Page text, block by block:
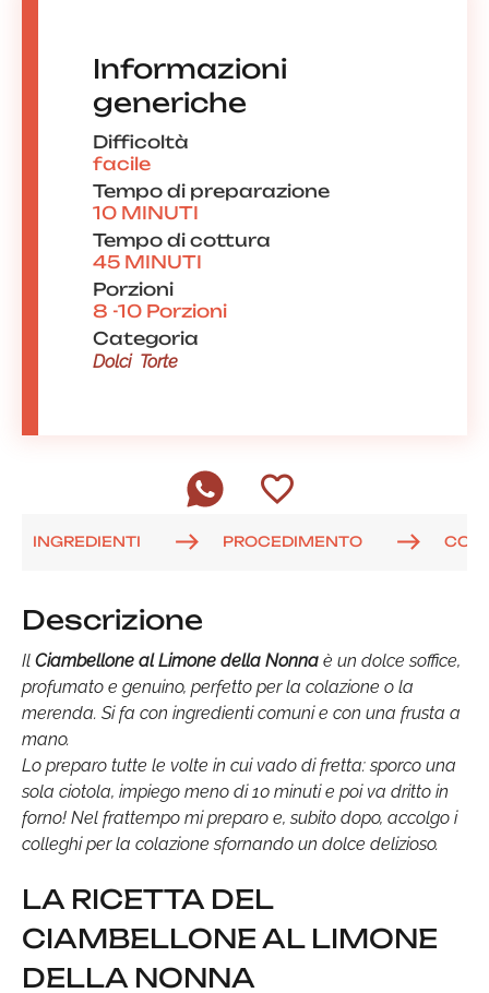
Informazioni
generiche
Difficoltà
facile
Tempo di preparazione
10 MINUTI
Tempo di cottura
45 MINUTI
Porzioni
8 -10 Porzioni
Categoria
Dolci Torte
INGREDIENTI PROCEDIMENTO
Descrizione
Il Ciambellone al Limone della Nonna è un dolce soffice,
profumato e genuino, perfetto per la colazione o la
merenda. Si fa con ingredienti comuni e con una frusta a
mano.
Lo preparo tutte le volte in cui vado di fretta: sporco una
sola ciotola, impiego meno di 10 minuti e poi va dritto in
forno! Nel frattempo mi preparo e, subito dopo, accolgo i
colleghi per la colazione sfornando un dolce delizioso.
LA RICETTA DEL
CIAMBELLONE AL LIMONE
DELLA NONNA